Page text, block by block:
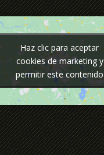
Haz clic para aceptar
cookies de marketing y
permitir este contenido
Haz clic para aceptar
cookies de marketing y
permitir este contenido